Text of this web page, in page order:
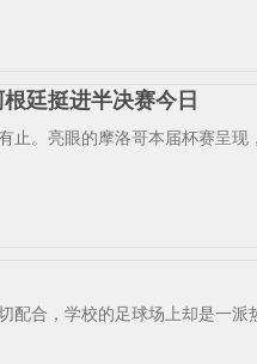
廷挺进半决赛今日
止。亮眼的摩洛哥本届杯赛呈
配合，学校的足球场上却是一